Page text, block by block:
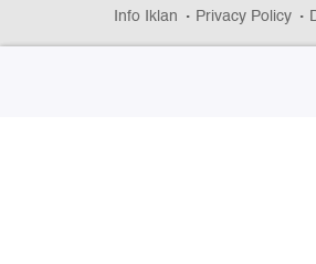
Info Iklan
Privacy Policy